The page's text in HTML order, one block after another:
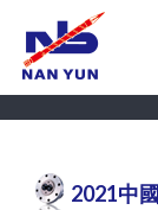
2021中